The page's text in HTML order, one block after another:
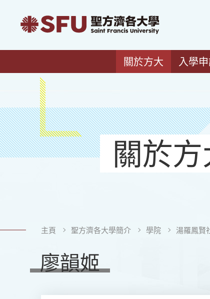
關於方大 入學
關於方
主頁 聖方濟各大學簡介 學院 湯羅鳳賢
廖韻姬